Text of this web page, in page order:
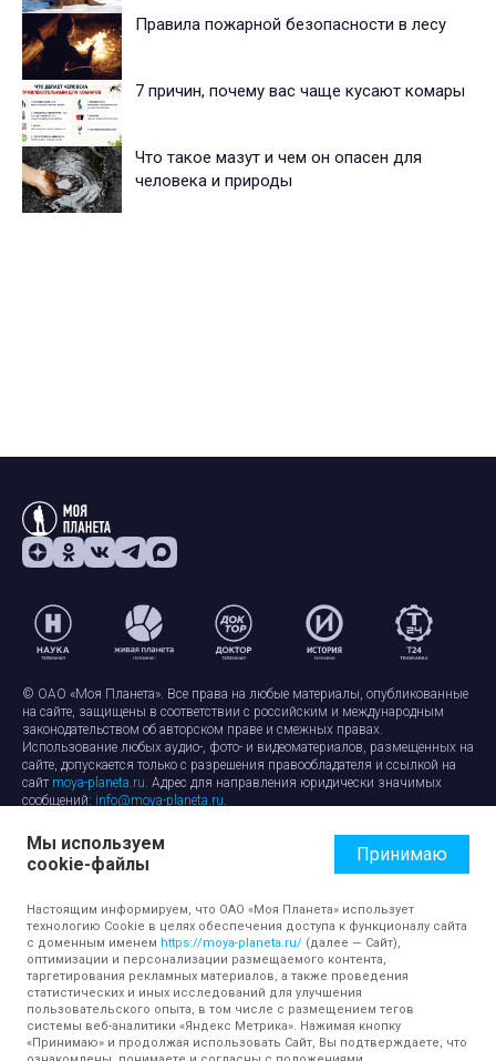
Правила пожарной безопасности в лесу
7 причин, почему вас чаще кусают комары
Что такое мазут и чем он опасен для
человека и природы
© ОАО «Моя Планета». Все права на любые материалы, опубликованные
на сайте, защищены в соответствии с российским и международным
законодательством об авторском праве и смежных правах.
Использование любых аудио-, фото- и видеоматериалов, размещенных на
сайте, допускается только с разрешения правообладателя и ссылкой на
сайт moya-planeta.ru. Адрес для направления юридически значимых
сообщений: info@moya-planeta.ru.
Правила сайтаРабота с cookie-файлами
Защита персональных данных
Обработка персональных данных
Мы используем
cookie-файлы
Принимаю
Настоящим информируем, что ОАО «Моя Планета» использует
технологию Cookie в целях обеспечения доступа к функционалу сайта
с доменным именем https://moya-planeta.ru/ (далее — Сайт),
оптимизации и персонализации размещаемого контента,
таргетирования рекламных материалов, а также проведения
статистических и иных исследований для улучшения
пользовательского опыта, в том числе с размещением тегов
системы веб-аналитики «Яндекс Метрика». Нажимая кнопку
«Принимаю» и продолжая использовать Сайт, Вы подтверждаете, что